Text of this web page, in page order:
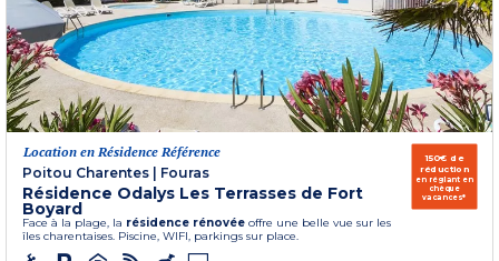
Location en Résidence Référence
Poitou Charentes
Fouras
Résidence Odalys Les Terrasses de Fort
Boyard
Face à la plage, la résidence rénovée offre une belle vue sur les
îles charentaises. Piscine, WIFI, parkings sur place.
150€ de
réduction
en réglant en
chèque
vacances*